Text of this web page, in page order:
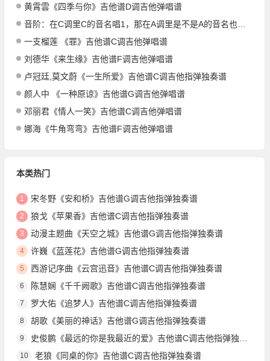
黄霄雲《四季与你》吉他谱D调吉他弹唱谱
音阶：在C调里C的音名唱1，那在A调里是不是A的音名也唱1？
一支榴莲 《罪》吉他谱C调吉他弹唱谱
刘德华《来生缘》吉他谱F调吉他弹唱谱
卢冠廷,莫文蔚《一生所爱》吉他谱C调吉他指弹独奏谱
颜人中 《一种原谅》吉他谱G调吉他弹唱谱
邓丽君《情人一笑》吉他谱C调吉他弹唱谱
娜海《牛角弯弯》吉他谱F调吉他弹唱谱
本类热门
1 宋冬野《安和桥》吉他谱G调吉他指弹独奏谱
2 狼戈《苹果香》吉他谱C调吉他指弹独奏谱
3 动漫主题曲《天空之城》吉他谱G调吉他指弹独奏谱
4 许巍《蓝莲花》吉他谱G调吉他指弹独奏谱
5 西游记序曲《云宫迅音》吉他谱C调吉他指弹独奏谱
6 陈慧娴《千千阙歌》吉他谱C调吉他指弹独奏谱
7 罗大佑《追梦人》吉他谱C调吉他指弹独奏谱
8 胡歌《美丽的神话》吉他谱G调吉他指弹独奏谱
9 史俊鹏《最远的你是我最近的爱》吉他谱C调吉他指弹独奏谱
10 老狼《同桌的你》吉他谱C调吉他指弹独奏谱